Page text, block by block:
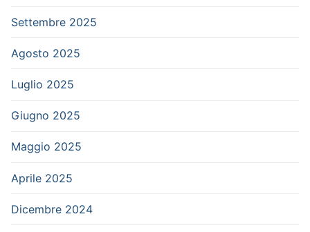
Settembre 2025
Agosto 2025
Luglio 2025
Giugno 2025
Maggio 2025
Aprile 2025
Dicembre 2024